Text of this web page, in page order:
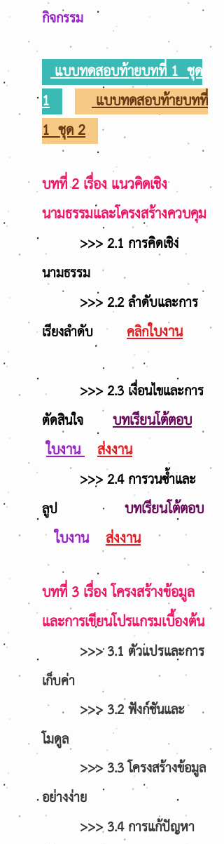
กิจกรรม
แบบทดสอบท้ายบทที่ 1ชุด
1
แบบทดสอบท้ายบทที่
1ชุด 2
บทที่ 2 เรื่อง แนวคิดเชิง
นามธรรมและโครงสร้างควบคุม
>>> 2.1 การคิดเชิง
นามธรรม
>>> 2.2 ลำดับและการ
เรียงลำดับ คลิกใบงาน
>>> 2.3 เงื่อนไขและการ
ตัดสินใจ
บทเรียนโต้ตอบ
ใบงาน ส่งงาน
>>> 2.4 การวนซ้ำและ
ลูป บทเรียนโต้ตอบ
ใบงาน
ส่งงาน
บทที่ 3 เรื่อง โครงสร้างข้อมูล
และการเขียนโปรแกรมเบื้องต้น
>>> 3.1 ตัวแปรและการ
เก็บค่า
>>> 3.2 ฟังก์ชันและ
โมดูล
>>> 3.3 โครงสร้างข้อมูล
อย่างง่าย
>>> 3.4 การแก้ปัญหา